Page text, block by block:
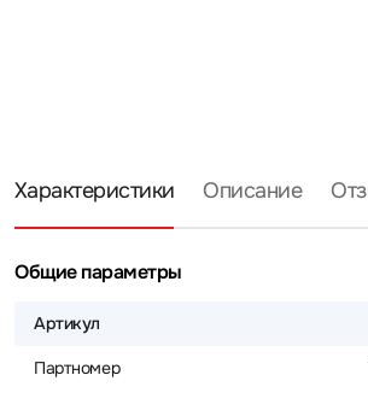
Характеристики Описание
Общие параметры
Артикул
Партномер